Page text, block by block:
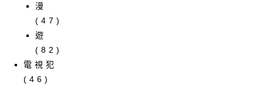
漫
(47)
遊
(82)
電視犯
(46)